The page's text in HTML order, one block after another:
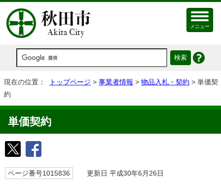
メニュー
現在の位置： トップページ > 事業者情報 > 物品入札・契約 > 単価契
約
単価契約
ページ番号1015836 更新日 平成30年6月26日